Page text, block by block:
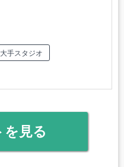
大手スタジオ
を見る